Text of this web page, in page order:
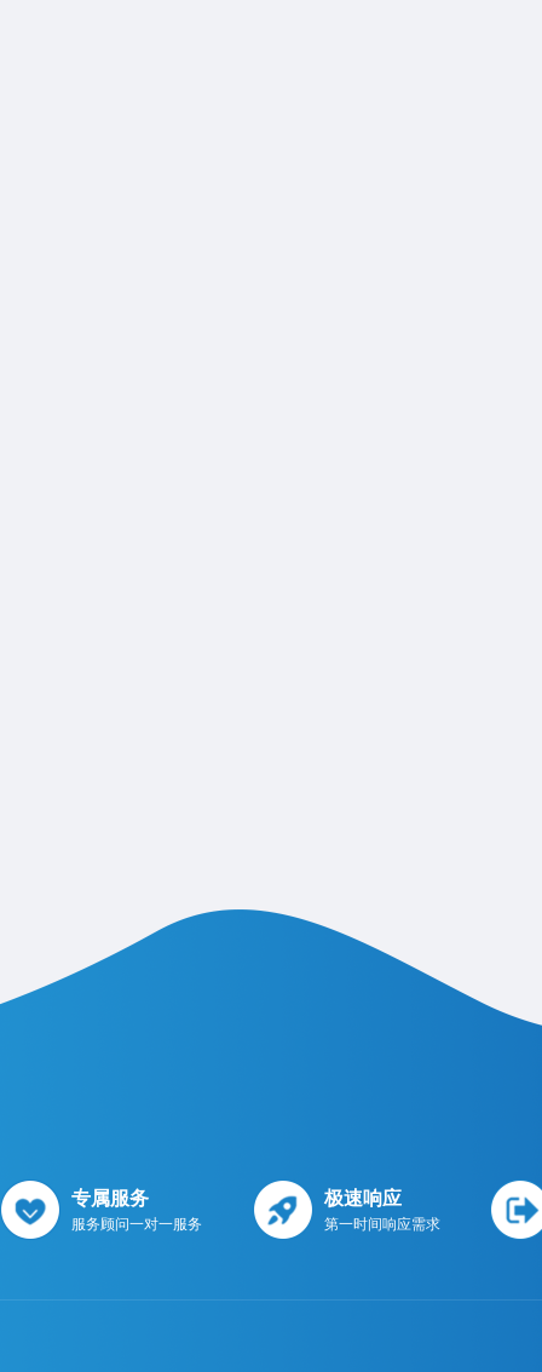
专属服务
服务顾问一对一服务
极速响应
第一时间响应需求